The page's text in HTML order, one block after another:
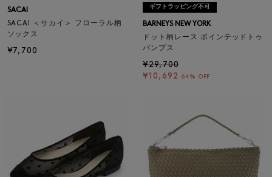
SACAI
SACAI ＜サカイ＞ フローラル柄
ソックス
¥7,700
ギフトラッピング不可
BARNEYS NEW YORK
ドット柄レース ポインテッドトゥ
パンプス
¥29,700
¥10,692
64% OFF